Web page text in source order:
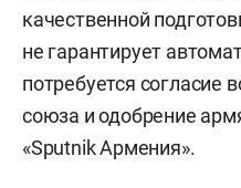
качественной
не гарантирует
потребуется согласие
союза и одобрение
«Sputnik Армения».